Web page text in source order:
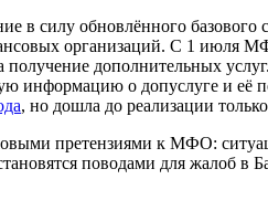
в силу обновлённого базового
организаций. С 1 июля
получение дополнительных
информацию о допуслуге и её
, но дошла до реализации
претензиями к МФО:
поводами для жалоб в